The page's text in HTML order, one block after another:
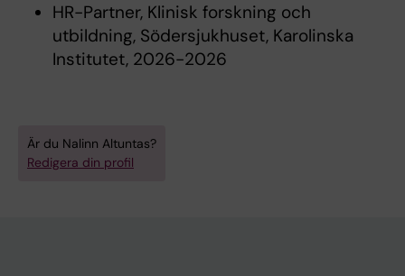
HR-Partner, Klinisk forskning och
utbildning, Södersjukhuset, Karolinska
Institutet, 2026-2026
Är du Nalinn Altuntas?
Redigera din profil